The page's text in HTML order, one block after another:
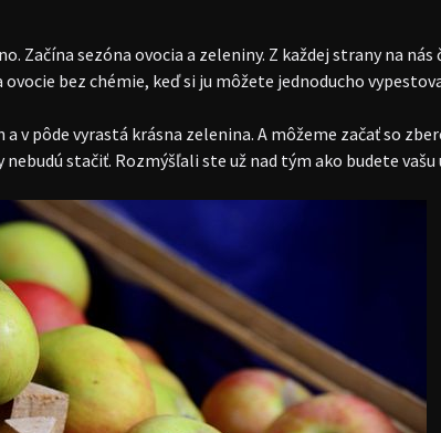
Začína sezóna ovocia a zeleniny. Z každej strany na
bez chémie, keď si ju môžete jednoducho
v pôde vyrastá krásna zelenina. A môžeme začať so
stačiť. Rozmýšľali ste už nad tým ako budete vašu